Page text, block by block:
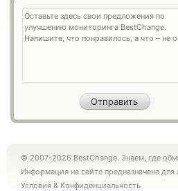
© 2007-2026 BestChange. Знаем, где
Информация на сайте предназначена для
Условия & Конфиденциальность